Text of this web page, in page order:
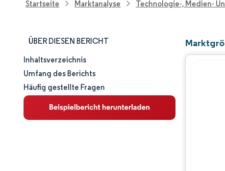
Startseite Marktanalyse Technologie-, Medien-
ÜBER DIESEN BERICHT
Marktgröße und -anteil
Marktanalyse
Trends und Einblicke
Inhaltsverzeichnis
Umfang des Berichts
Häufig gestellte Fragen